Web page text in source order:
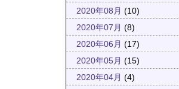
2020年08月 (10)
2020年07月 (8)
2020年06月 (17)
2020年05月 (15)
2020年04月 (4)